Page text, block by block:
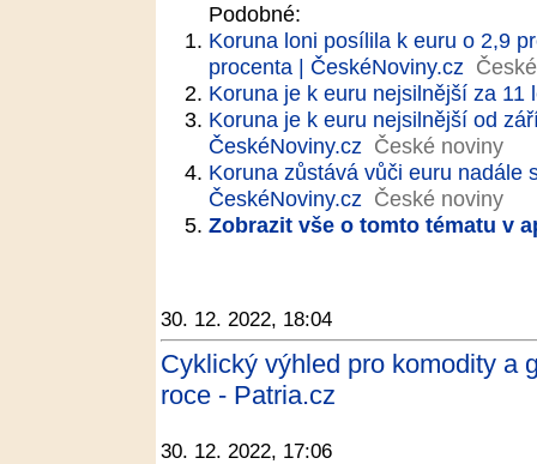
Podobné:
Koruna loni posílila k euru o 2,9
procenta | ČeskéNoviny.cz
Koruna je k euru nejsilnější za 11
Koruna je k euru nejsilnější od
ČeskéNoviny.cz České noviny
Koruna zůstává vůči euru nadále
ČeskéNoviny.cz České noviny
Zobrazit vše o tomto tématu v
30. 12. 2022, 18:04
Cyklický výhled pro komodity a
roce - Patria.cz
30. 12. 2022, 17:06